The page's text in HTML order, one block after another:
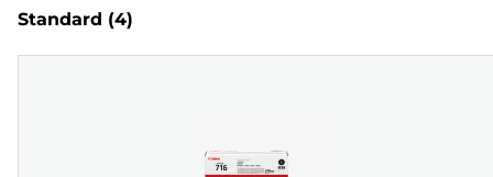
Standard (4)